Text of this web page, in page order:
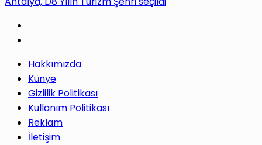
yap
...
Hakkımızda
Künye
Gizlilik Politikası
Kullanım Politikası
Reklam
İletişim